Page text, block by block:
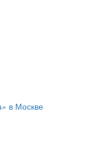
в Москве